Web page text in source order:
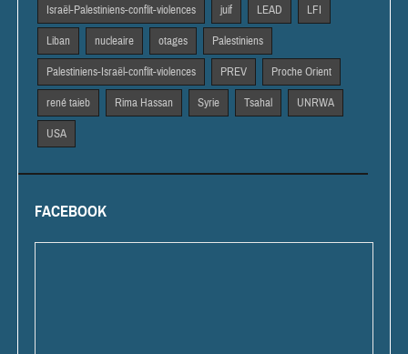
Israël-Palestiniens-conflit-violences juif LEAD LFI
Liban nucleaire otages Palestiniens
Palestiniens-Israël-conflit-violences PREV Proche Orient
rené taieb Rima Hassan Syrie Tsahal UNRWA
USA
FACEBOOK